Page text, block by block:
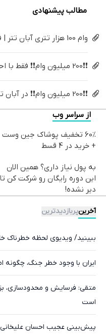
مطالب پیشنهادی
وام 100 هزار تتری آبان تتر | فوری، فقط با احراز هویت
❗❗200 میلیون وام❗❗ فقط با احراز هویت
❗❗200 میلیون وام❗❗ در آبان تتر احراز هویت کن
از سراسر وب
60% تخفیف پوشاک جین وست
+ خرید در 4 قسط
به پول نیاز داری؟ همین الان
این دوره رایگان رو شرکت کن تا
دیر نشده!
آخرینپربازدیدترین
ببینید/ ویدیوی لحظه خطرناک
ایران با وجود خطر جنگ، چگونه
متقی: فرسایش و محدودسازی،
است